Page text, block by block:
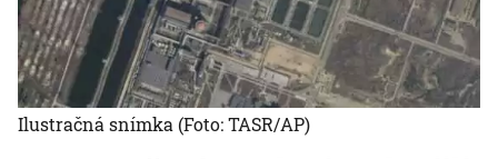
Ilustračná snímka (Foto: TASR/AP)